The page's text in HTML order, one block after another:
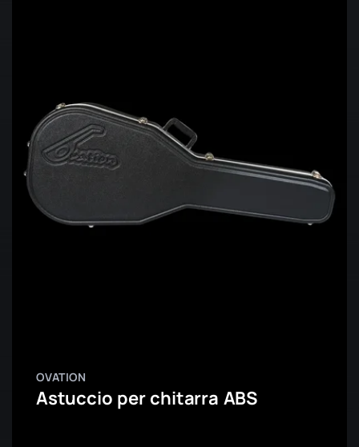
OVATION
Astuccio per chitarra ABS